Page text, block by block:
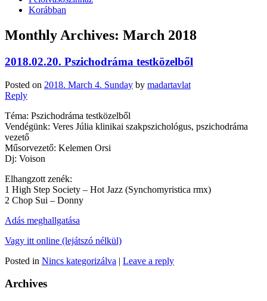
Korábban
Monthly Archives: March 2018
2018.02.20. Pszichodráma testközelből
Posted on 2018. March 4. Sunday by madartavlat
Reply
Téma: Pszichodráma testközelből
Vendégünk: Veres Júlia klinikai szakpszichológus, pszichodráma
vezető
Műsorvezető: Kelemen Orsi
Dj: Voison
Elhangzott zenék:
1 High Step Society – Hot Jazz (Synchomyristica rmx)
2 Chop Sui – Donny
Adás meghallgatása
Vagy itt online (lejátszó nélkül)
Posted in Nincs kategorizálva | Leave a reply
Archives